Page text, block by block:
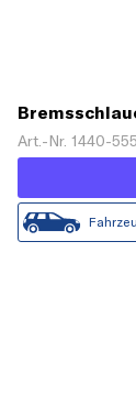
Art.-Nr. 1440-